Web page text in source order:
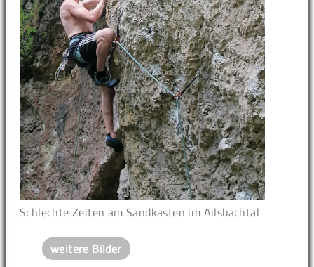
Schlechte Zeiten am Sandkasten im Ailsbachtal
weitere Bilder